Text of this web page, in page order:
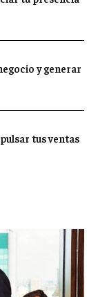
y generar
tus ventas